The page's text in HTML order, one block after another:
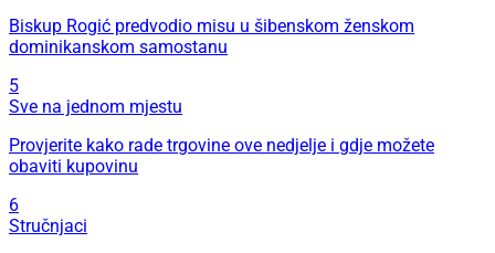
Biskup Rogić predvodio misu u šibenskom ženskom
dominikanskom samostanu
5
Sve na jednom mjestu
Provjerite kako rade trgovine ove nedjelje i gdje možete
obaviti kupovinu
6
Stručnjaci